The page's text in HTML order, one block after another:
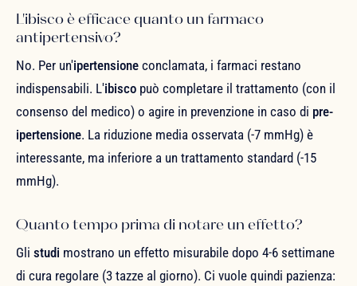
L'ibisco è efficace quanto un farmaco
antipertensivo?
No. Per un'ipertensione conclamata, i farmaci restano
indispensabili. L'ibisco può completare il trattamento (con il
consenso del medico) o agire in prevenzione in caso di pre-
ipertensione. La riduzione media osservata (-7 mmHg) è
interessante, ma inferiore a un trattamento standard (-15
mmHg).
Quanto tempo prima di notare un effetto?
Gli studi mostrano un effetto misurabile dopo 4-6 settimane
di cura regolare (3 tazze al giorno). Ci vuole quindi pazienza: